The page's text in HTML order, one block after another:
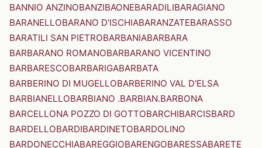
BANNIO ANZINOBANZIBAONEBARADILIBARAGIANO
BARANELLOBARANO D'ISCHIABARANZATEBARASSO
BARATILI SAN PIETROBARBANIABARBARA
BARBARANO ROMANOBARBARANO VICENTINO
BARBARESCOBARBARIGABARBATA
BARBERINO DI MUGELLOBARBERINO VAL D'ELSA
BARBIANELLOBARBIANO .BARBIAN.BARBONA
BARCELLONA POZZO DI GOTTOBARCHIBARCISBARD
BARDELLOBARDIBARDINETOBARDOLINO
BARDONECCHIABAREGGIOBARENGOBARESSABARETE